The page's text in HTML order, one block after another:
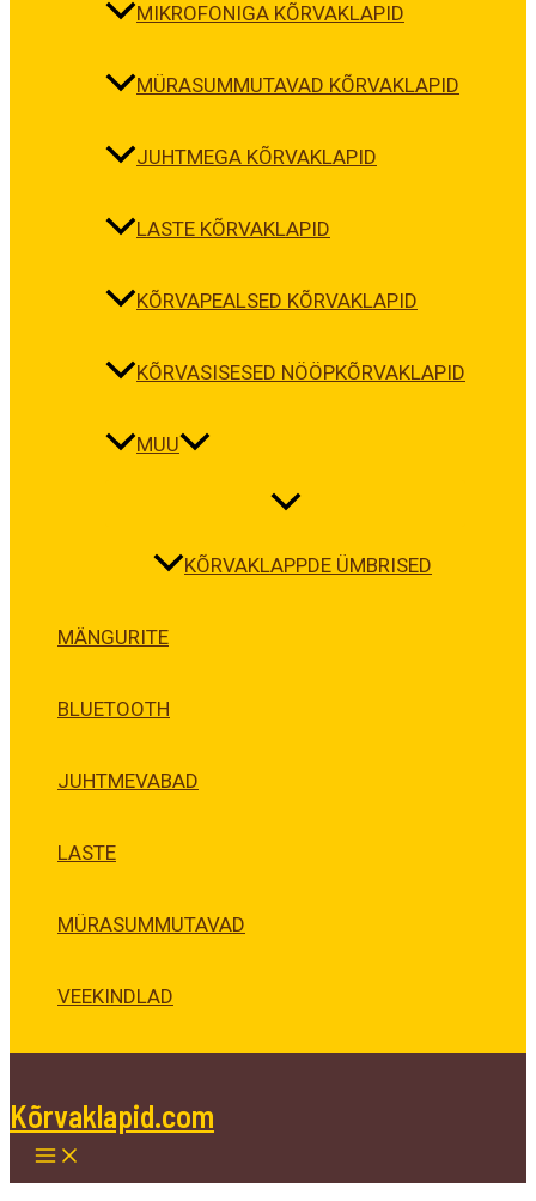
MIKROFONIGA KÕRVAKLAPID
MÜRASUMMUTAVAD KÕRVAKLAPID
JUHTMEGA KÕRVAKLAPID
LASTE KÕRVAKLAPID
KÕRVAPEALSED KÕRVAKLAPID
KÕRVASISESED NÖÖPKÕRVAKLAPID
MUU
KÕRVAKLAPPDE ÜMBRISED
MÄNGURITE
BLUETOOTH
JUHTMEVABAD
LASTE
MÜRASUMMUTAVAD
VEEKINDLAD
Kõrvaklapid.com